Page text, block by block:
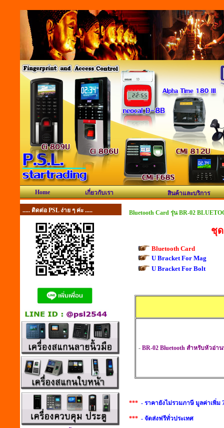
Home เกี่ยวกับเรา สินค้าและบริการ
..... ติดต่อ PSL ง่าย ๆ ค่ะ ..... Bluetooth Card รุ่น BR-02
ชุ
Bluetooth Card
U Bracket For Mag
U Bracket For Bolt
- BR-02 Bluetooth สำหรับหัวอ่
*** - ราคายังไม่รวมภาษี มูลค่าเพิ่ม
*** - จัดส่งฟรีทั่วประเทศ